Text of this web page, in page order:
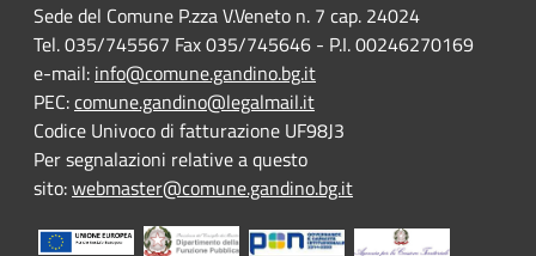
Sede del Comune P.zza V.Veneto n. 7 cap. 24024
Tel. 035/745567 Fax 035/745646 - P.I. 00246270169
e-mail: info@comune.gandino.bg.it
PEC:comune.gandino@legalmail.it
Codice Univoco di fatturazione UF98J3
Per segnalazioni relative a questo
sito:webmaster@comune.gandino.bg.it